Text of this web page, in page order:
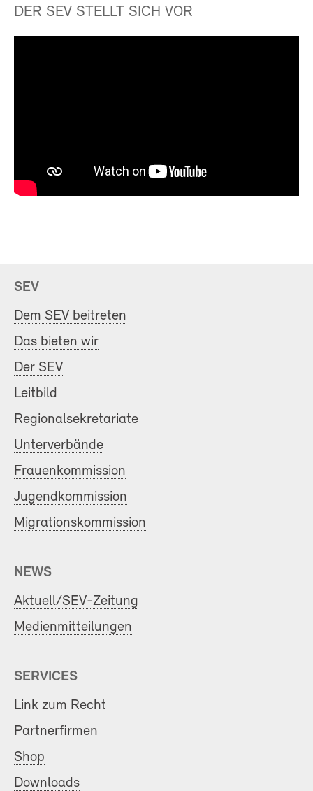
DER SEV STELLT SICH VOR
SEV
Dem SEV beitreten
Das bieten wir
Der SEV
Leitbild
Regionalsekretariate
Unterverbände
Frauenkommission
Jugendkommission
Migrationskommission
NEWS
Aktuell/SEV-Zeitung
Medienmitteilungen
SERVICES
Link zum Recht
Partnerfirmen
Shop
Downloads